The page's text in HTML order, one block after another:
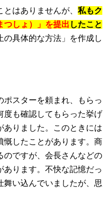
はありませんが、 私もク
つしょ）」を提出 したこと
の具体的な方法」を作成し
ポスターを頼まれ、もらっ
度も確認してもらった挙げ
ありました。このときには
慨したことがあります。商
のですが、会長さんなどの
ります。不快な記憶だっ
舞い込んでいましたが、思